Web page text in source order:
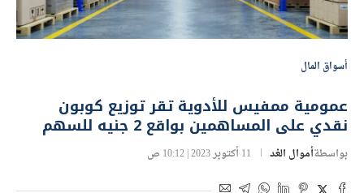
أسواق المال
عمومية ممفيس للأدوية تقر توزيع كوبون
نقدي على المساهمين بواقع 2 جنيه للسهم
بواسطةأموال الغد 11 أكتوبر 2023 | 10:12 ص